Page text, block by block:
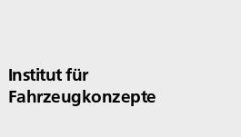
Institut für
Fahrzeugkonzepte